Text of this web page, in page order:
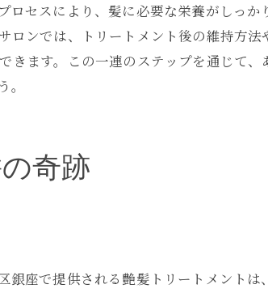
力
セスにより、髪に必要な栄養がしっか
ンでは、トリートメント後の維持方法
ます。この一連のステップを通じて、
奇跡
座で提供される艶髪トリートメントは